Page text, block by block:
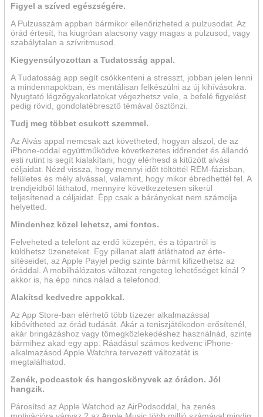
Figyel a szíved egészségére.
A Pulzusszám appban bármikor ellenőrizheted a pulzusodat. Az
órád értesít, ha kiugróan alacsony vagy magas a pulzu­sod, vagy
szabálytalan a szívritmusod.
Kiegyensúlyozottan a Tudatosság appal.
A Tudatosság app segít csök­kenteni a stresszt, jobban jelen lenni
a minden­napokban, és mentálisan felkészülni az új kihívásokra.
Nyugtató légző­gyakorlatokat végezhetsz vele, a befelé figyelést
pedig rövid, gondolat­ébresztő témával ösztönzi.
Tudj meg többet csukott szemmel.
Az Alvás appal nemcsak azt követheted, hogyan alszol, de az
iPhone-oddal együtt­működve következetes időrendet és állandó
esti rutint is segít kialakítani, hogy elérhesd a kitűzött alvási
céljaidat. Nézd vissza, hogy mennyi időt töltöttél REM-fázisban,
felületes és mély alvással, valamint, hogy mikor ébredhettél fel. A
trend­jeid­ből láthatod, mennyire követ­keze­te­sen sikerül
teljesítened a céljaidat. Épp csak a bárányokat nem számolja
helyetted.
Mindenhez közel lehetsz, ami fontos.
Felveheted a telefont az erdő közepén, és a tópartról is
küldhetsz üzeneteket. Egy pillanat alatt átláthatod az ér­te­
sítéseidet, az Apple Payjel pedig szinte bármit kifizethetsz az
órád­dal. A mobil­hálózatos változat rengeteg lehetősé­get kínál ?
akkor is, ha épp nincs nálad a telefonod.
Alakítsd kedvedre appokkal.
Az App Store-ban elérhető több tíz­ezer alkalmazással
kibővítheted az órád tudását. Akár a tenisz­játékodon erősítenél,
akár bringázáshoz vagy tömeg­közlekedés­hez használnád, szinte
bármihez akad egy app. Ráadásul számos kedvenc iPhone-
alkalmazásod Apple Watchra tervezett változatát is
megtalálhatod.
Zenék, podcastok és hangos­könyvek az órádon. Jól
hangzik.
Párosítsd az Apple Watchod az AirPodsoddal, ha zenés